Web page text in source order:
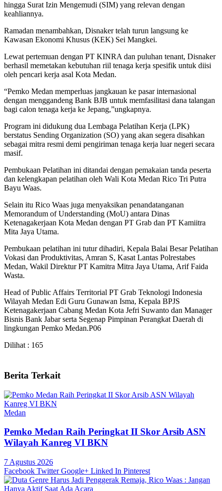
hingga Surat Izin Mengemudi (SIM) yang relevan dengan
keahliannya.
Ramadan menambahkan, Disnaker telah turun langsung ke
Kawasan Ekonomi Khusus (KEK) Sei Mangkei.
Lewat pertemuan dengan PT KINRA dan puluhan tenant, Disnaker
berhasil memetakan kebutuhan riil tenaga kerja spesifik untuk diisi
oleh pencari kerja asal Kota Medan.
“Pemko Medan memperluas jangkauan ke pasar internasional
dengan menggandeng Bank BJB untuk memfasilitasi dana talangan
bagi calon tenaga kerja ke Jepang,”ungkapnya.
Program ini didukung dua Lembaga Pelatihan Kerja (LPK)
berstatus Sending Organization (SO) yang akan segera disahkan
sebagai mitra resmi demi pengiriman tenaga kerja luar negeri secara
masif.
Pembukaan Pelatihan ini ditandai dengan pemakaian tanda peserta
dan kelengkapan pelatihan oleh Wali Kota Medan Rico Tri Putra
Bayu Waas.
Selain itu Rico Waas juga menyaksikan penandatanganan
Memorandum of Understanding (MoU) antara Dinas
Ketenagakerjaan Kota Medan dengan PT Grab dan PT Kamiitra
Mita Jaya Utama.
Pembukaan pelatihan ini tutur dihadiri, Kepala Balai Besar Pelatihan
Vokasi dan Produktivitas, Amran S, Kasat Lantas Polrestabes
Medan, Wakil Direktur PT Kamitra Mitra Jaya Utama, Arif Faida
Wasta.
Head of Public Affairs Territorial PT Grab Teknologi Indonesia
Wilayah Medan Edi Guru Gunawan Isma, Kepala BPJS
Ketenagakerjaan Cabang Medan Kota Jefri Suwanto dan Manager
Bisnis Bank Jabar serta Segenap Pimpinan Perangkat Daerah di
lingkungan Pemko Medan.P06
Dilihat : 165
Berita Terkait
Medan
Pemko Medan Raih Peringkat II Skor Arsib ASN
Wilayah Kanreg VI BKN
7 Agustus 2026
Facebook Twitter Google+ Linked In Pinterest